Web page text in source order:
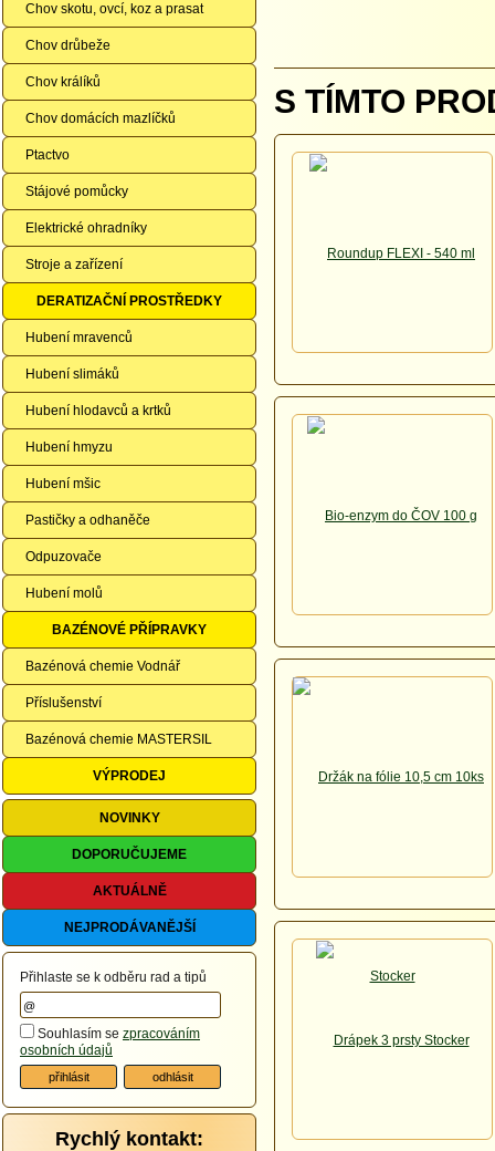
Chov skotu, ovcí, koz a prasat
Chov drůbeže
Chov králíků
Chov domácích mazlíčků
Ptactvo
Stájové pomůcky
Elektrické ohradníky
Stroje a zařízení
DERATIZAČNÍ PROSTŘEDKY
Hubení mravenců
Hubení slimáků
Hubení hlodavců a krtků
Hubení hmyzu
Hubení mšic
Pastičky a odhaněče
Odpuzovače
Hubení molů
BAZÉNOVÉ PŘÍPRAVKY
Bazénová chemie Vodnář
Příslušenství
Bazénová chemie MASTERSIL
VÝPRODEJ
NOVINKY
DOPORUČUJEME
AKTUÁLNĚ
NEJPRODÁVANĚJŠÍ
Přihlaste se k odběru rad a tipů
Souhlasím se zpracováním
osobních údajů
Rychlý kontakt:
S TÍMTO